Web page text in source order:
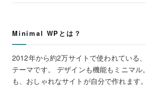
Minimal WPとは？
2012年から約2万サイトで使われている
テーマです。 デザインも機能もミニマル
も、おしゃれなサイトが自分で作れます。